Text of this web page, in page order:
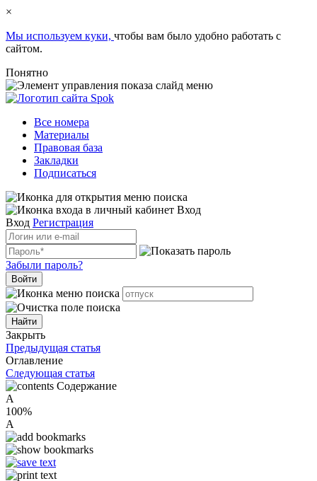
×
Мы используем куки, чтобы вам было удобно работать с
сайтом.
Понятно
Все номера
Материалы
Правовая база
Закладки
Подписаться
Вход
Вход Регистрация
Забыли пароль?
Войти
Закрыть
Предыдущая статья
Оглавление
Следующая статья
Содержание
A
100%
A